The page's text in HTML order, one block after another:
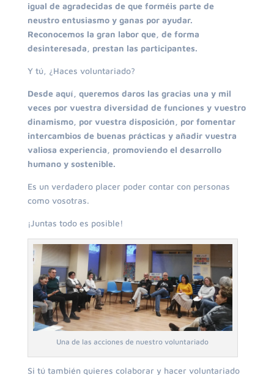
igual de agradecidas de que forméis parte de
neustro entusiasmo y ganas por ayudar.
Reconocemos la gran labor que, de forma
desinteresada, prestan las participantes.
Y tú, ¿Haces voluntariado?
Desde aquí, queremos daros las gracias una y mil
veces por vuestra diversidad de funciones y vuestro
dinamismo, por vuestra disposición, por fomentar
intercambios de buenas prácticas y añadir vuestra
valiosa experiencia, promoviendo el desarrollo
humano y sostenible.
Es un verdadero placer poder contar con personas
como vosotras.
¡Juntas todo es posible!
Una de las acciones de nuestro voluntariado
Si tú también quieres colaborar y hacer voluntariado